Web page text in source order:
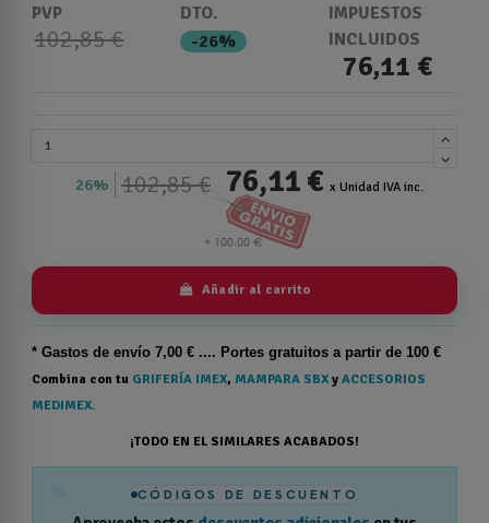
PVP
102,85 €
DTO.
-26%
IMPUESTOS
INCLUIDOS
76,11 €
26% 102,85 € 76,11 € x Unidad IVA inc.
Añadir al carrito
* Gastos de envío 7,00 € .... Portes gratuitos a partir de 100 €
Combina con tu GRIFERÍA IMEX, MAMPARA SBX y ACCESORIOS
MEDIMEX.
¡TODO EN EL SIMILARES ACABADOS!
CÓDIGOS DE DESCUENTO